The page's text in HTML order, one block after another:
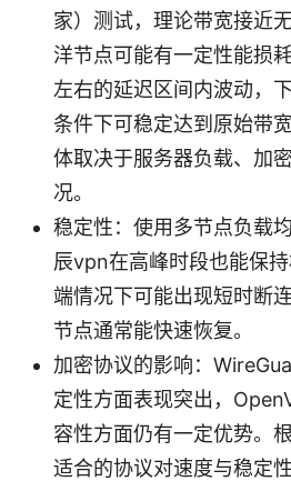
家）测试，理论带宽接近
洋节点可能有一定性能损
左右的延迟区间内波动，
条件下可稳定达到原始带
体取决于服务器负载、加
况。
稳定性：使用多节点负载
辰vpn在高峰时段也能保
端情况下可能出现短时断
节点通常能快速恢复。
加密协议的影响：
定性方面表现突出，
容性方面仍有一定优势。
适合的协议对速度与稳定